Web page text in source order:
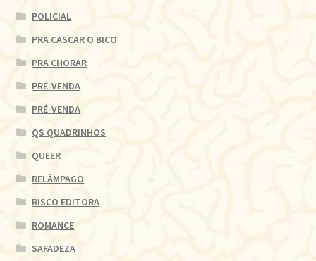
POLICIAL
PRA CASCAR O BICO
PRA CHORAR
PRÉ-VENDA
PRÉ-VENDA
QS QUADRINHOS
QUEER
RELÂMPAGO
RISCO EDITORA
ROMANCE
SAFADEZA